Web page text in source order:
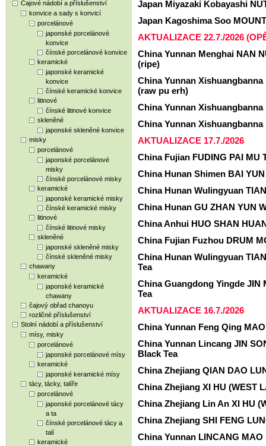
Čajové nádobí a příslušenství
konvice a sady s konvicí
porcelánové
japonské porcelánové
konvice
čínské porcelánové konvice
keramické
japonské keramické
konvice
čínské keramické konvice
litinové
čínské litinové konvice
skleněné
japonské skleněné konvice
misky
porcelánové
japonské porcelánové
misky
čínské porcelánové misky
keramické
japonské keramické misky
čínské keramické misky
litinové
čínské litinové misky
skleněné
japonské skleněné misky
čínské skleněné misky
chawany
keramické
japonské keramické
chawany
čajový obřad chanoyu
rozličné příslušenství
Stolní nádobí a příslušenství
mísy, misky
porcelánové
japonské porcelánové mísy
keramické
japonské keramické mísy
tácy, tácky, talíře
porcelánové
japonské porcelánové tácy
a ta
čínské porcelánové tácy a
talí
keramické
Japan Miyazaki Kobayashi
Japan Kagoshima Soo
AKTUALIZACE 22.7./2026
China Yunnan Menghai NAN
(ripe)
China Yunnan Xishuangbanna
(raw pu erh)
China Yunnan Xishuangbanna
China Yunnan Xishuangbanna
AKTUALIZACE 17.7./2026
China Fujian FUDING PAI MU
China Hunan Shimen BAI
China Hunan Wulingyuan
China Hunan GU ZHAN YUN
China Anhui HUO SHAN
China Fujian Fuzhou DRUM
China Hunan Wulingyuan
Tea
China Guangdong Yingde JIN
Tea
AKTUALIZACE 16.7./2026
China Yunnan Feng Qing
China Yunnan Lincang JIN
Black Tea
China Zhejiang QIAN DAO
China Zhejiang XI HU (WEST
China Zhejiang Lin An XI HU
China Zhejiang SHI FENG
China Yunnan LINCANG